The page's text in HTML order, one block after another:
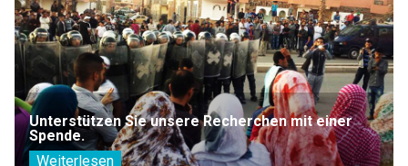
Unterstützen Sie unsere Recherchen mit einer
Spende.
Weiterlesen